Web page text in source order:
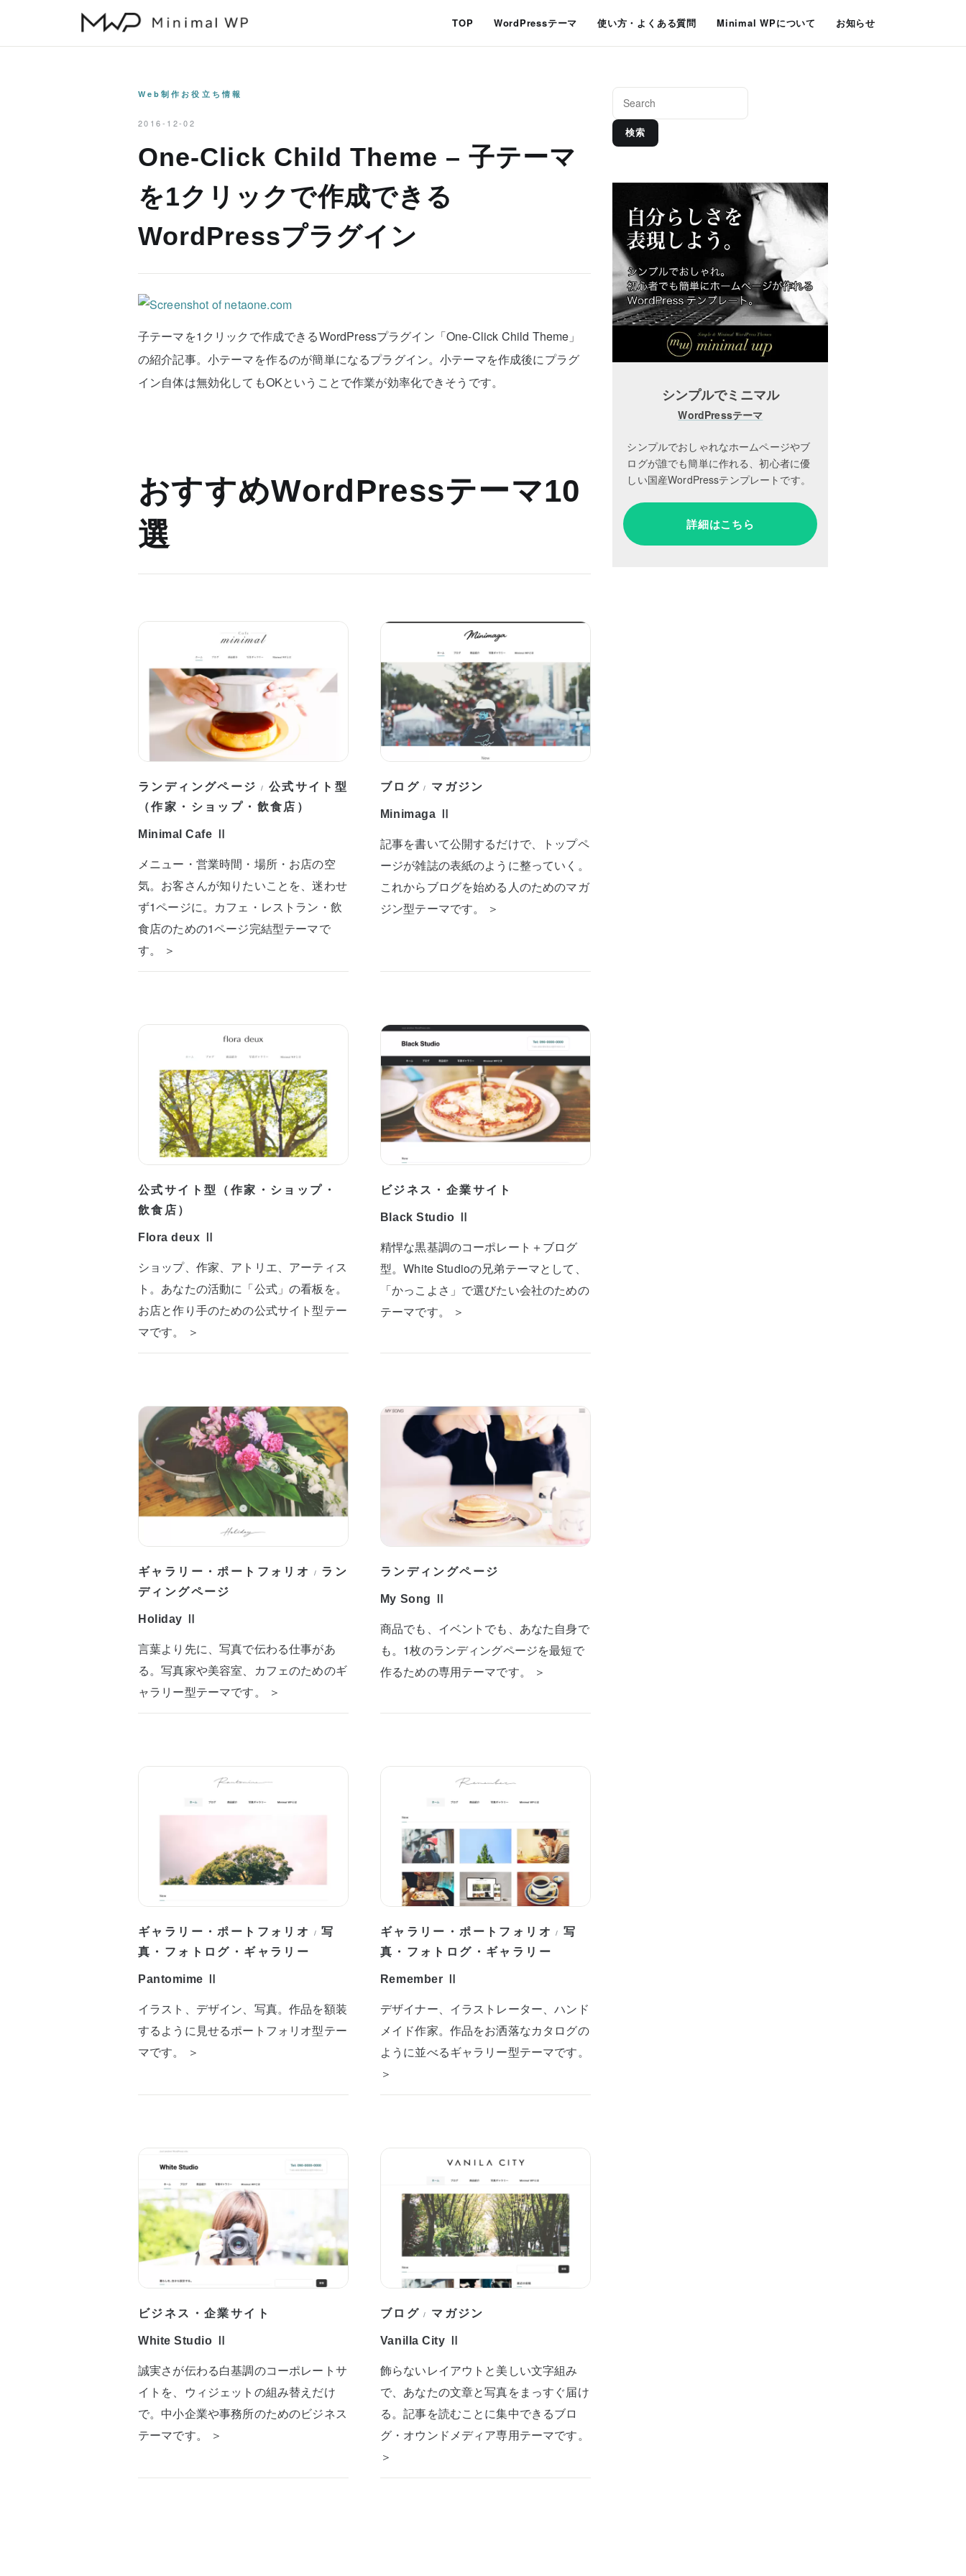
TOP WordPressテーマ 使い方・よくある質問 Minimal WPについて お知らせ
Web制作お役立ち情報
2016-12-02
One-Click Child Theme – 子テーマ
を1クリックで作成できる
WordPressプラグイン
子テーマを1クリックで作成できるWordPressプラグイン「One-Click Child Theme」
の紹介記事。小テーマを作るのが簡単になるプラグイン。小テーマを作成後にプラグ
イン自体は無効化してもOKということで作業が効率化できそうです。
おすすめWordPressテーマ10
選
ランディングページ / 公式サイト型
（作家・ショップ・飲食店）
Minimal Cafe Ⅱ
メニュー・営業時間・場所・お店の空
気。お客さんが知りたいことを、迷わせ
ず1ページに。カフェ・レストラン・飲
食店のための1ページ完結型テーマで
す。 ＞
ブログ / マガジン
Minimaga Ⅱ
記事を書いて公開するだけで、トップペ
ージが雑誌の表紙のように整っていく。
これからブログを始める人のためのマガ
ジン型テーマです。 ＞
公式サイト型（作家・ショップ・
飲食店）
Flora deux Ⅱ
ショップ、作家、アトリエ、アーティス
ト。あなたの活動に「公式」の看板を。
お店と作り手のための公式サイト型テー
マです。 ＞
ビジネス・企業サイト
Black Studio Ⅱ
精悍な黒基調のコーポレート＋ブログ
型。White Studioの兄弟テーマとして、
「かっこよさ」で選びたい会社のための
テーマです。 ＞
ギャラリー・ポートフォリオ / ラン
ディングページ
Holiday Ⅱ
言葉より先に、写真で伝わる仕事があ
る。写真家や美容室、カフェのためのギ
ャラリー型テーマです。 ＞
ランディングページ
My Song Ⅱ
商品でも、イベントでも、あなた自身で
も。1枚のランディングページを最短で
作るための専用テーマです。 ＞
ギャラリー・ポートフォリオ /写
真・フォトログ・ギャラリー
Pantomime Ⅱ
イラスト、デザイン、写真。作品を額装
するように見せるポートフォリオ型テー
マです。 ＞
ギャラリー・ポートフォリオ /写
真・フォトログ・ギャラリー
Remember Ⅱ
デザイナー、イラストレーター、ハンド
メイド作家。作品をお洒落なカタログの
ように並べるギャラリー型テーマです。
＞
ビジネス・企業サイト
White Studio Ⅱ
誠実さが伝わる白基調のコーポレートサ
イトを、ウィジェットの組み替えだけ
で。中小企業や事務所のためのビジネス
テーマです。 ＞
ブログ / マガジン
Vanilla City Ⅱ
飾らないレイアウトと美しい文字組み
で、あなたの文章と写真をまっすぐ届け
る。記事を読むことに集中できるブロ
グ・オウンドメディア専用テーマです。
＞
検索
シンプルでミニマル
WordPressテーマ
シンプルでおしゃれなホームページやブ
ログが誰でも簡単に作れる、初心者に優
しい国産WordPressテンプレートです。
詳細はこちら